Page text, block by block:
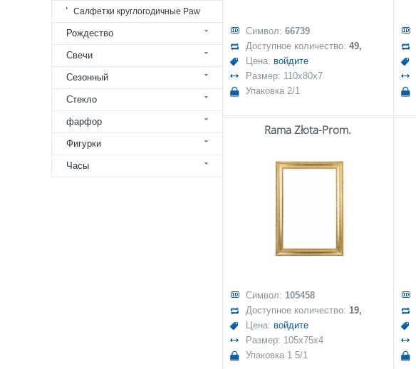
Салфетки круглогодичные Paw
Рождество
Свечи
Сезонный
Стекло
фарфор
Фигурки
Часы
Символ: 66739
Доступное количество: 49,
Цена: войдите
Размер: 110x80x7
Упаковка 2/1
Rama Złota-Prom.
Символ: 105458
Доступное количество: 19,
Цена: войдите
Размер: 105x75x4
Упаковка 1 5/1